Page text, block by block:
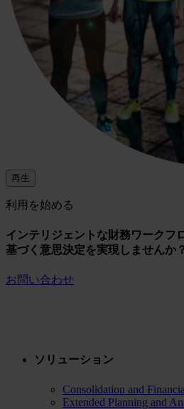
再生
利用を始める
インテリジェントな財務ワークフ
基づく意思決定を実現しませんか？
お問い合わせ
ソリューション
Consolidation and
Extended Planning and